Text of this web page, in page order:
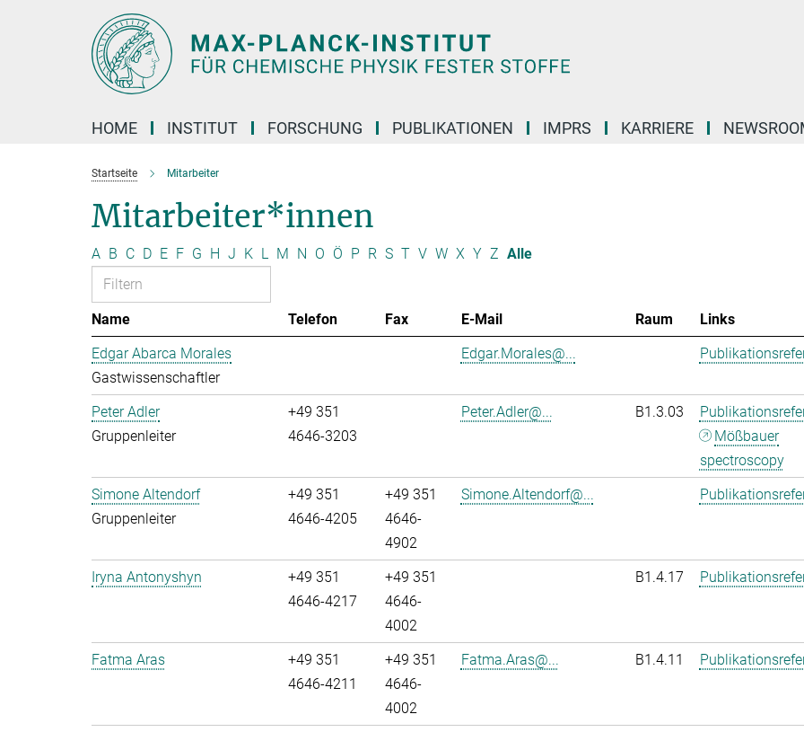
HOME INSTITUT FORSCHUNG PUBLIKATIONEN IMPRS KARRIERE
Startseite Mitarbeiter
Mitarbeiter*innen
A B C D E F G H J K L M N O Ö P R S T V W X Y Z Alle
Name Telefon Fax E-Mail Raum
Links
Edgar Abarca Morales
Gastwissenschaftler
Edgar.Morales@...
Peter Adler
Gruppenleiter
+49 351
4646-3203
Peter.Adler@... B1.3.03
Mößbauer
spectroscopy
Simone Altendorf
Gruppenleiter
+49 351
4646-4205
+49 351
4646-
4902
Simone.Altendorf@...
Iryna Antonyshyn
+49 351
4646-4217
+49 351
4646-
4002
B1.4.17
Fatma Aras
+49 351
4646-4211
+49 351
4646-
4002
Fatma.Aras@... B1.4.11